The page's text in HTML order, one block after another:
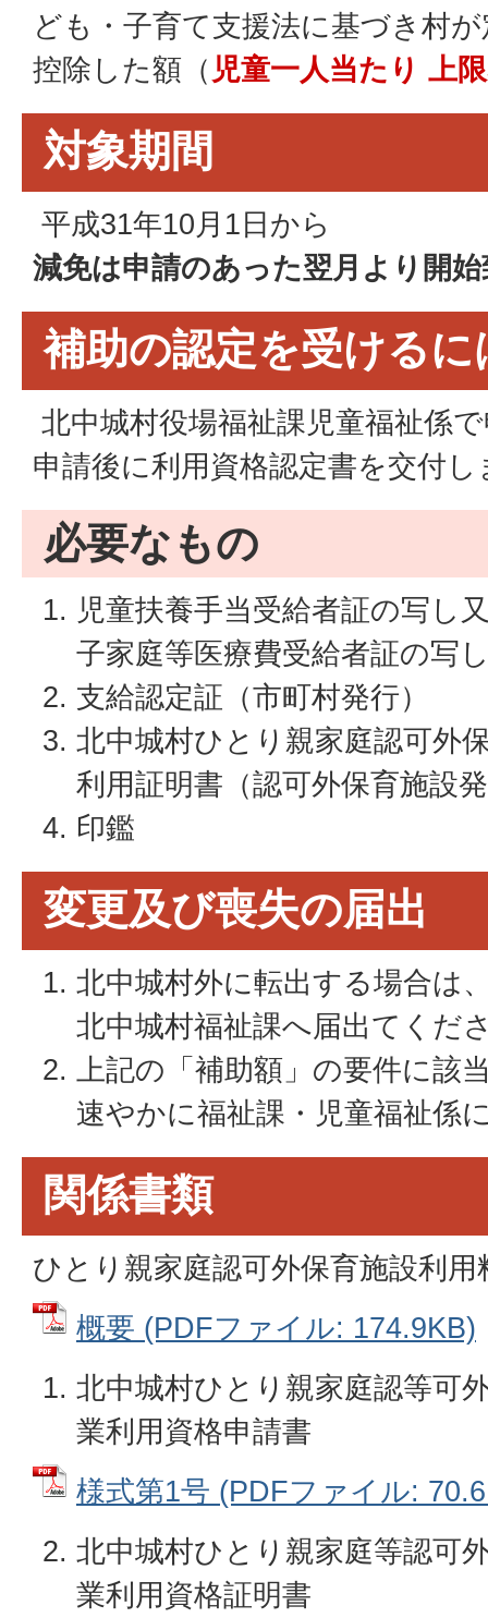
ども・子育て支援法に基づき村
控除した額（ 児童一人当たり 上
対象期間
平成31年10月1日から
減免は申請のあった翌月より開
補助の認定を受ける
北中城村役場福祉課児童福祉係
申請後に利用資格認定書を交付し
必要なもの
児童扶養手当受給者証の写し
子家庭等医療費受給者証の写
支給認定証（市町村発行）
北中城村ひとり親家庭認可外
利用証明書（認可外保育施設
印鑑
変更及び喪失の届出
北中城村外に転出する場合は
北中城村福祉課へ届出てくだ
上記の「補助額」の要件に該
速やかに福祉課・児童福祉係
関係書類
ひとり親家庭認可外保育施設利
概要 (PDFファイル: 174.9KB)
北中城村ひとり親家庭認等可
業利用資格申請書
様式第1号 (PDFファイル:
北中城村ひとり親家庭等認可
業利用資格証明書